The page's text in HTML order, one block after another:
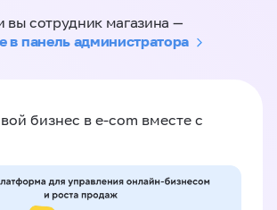
вы сотрудник магазина —
в панель администратора
бизнес в e-com вместе с